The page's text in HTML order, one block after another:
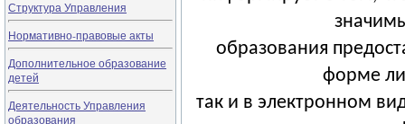
Структура Управления
Нормативно-правовые акты
Дополнительное образование
детей
Деятельность Управления
образования
образования
форме
так и в электронном